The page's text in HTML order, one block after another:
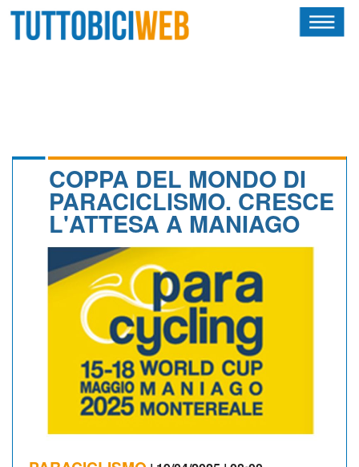
CALENDARIO
ALBI D'ORO
COPPA DEL MONDO DI
PARACICLISMO. CRESCE
L'ATTESA A MANIAGO